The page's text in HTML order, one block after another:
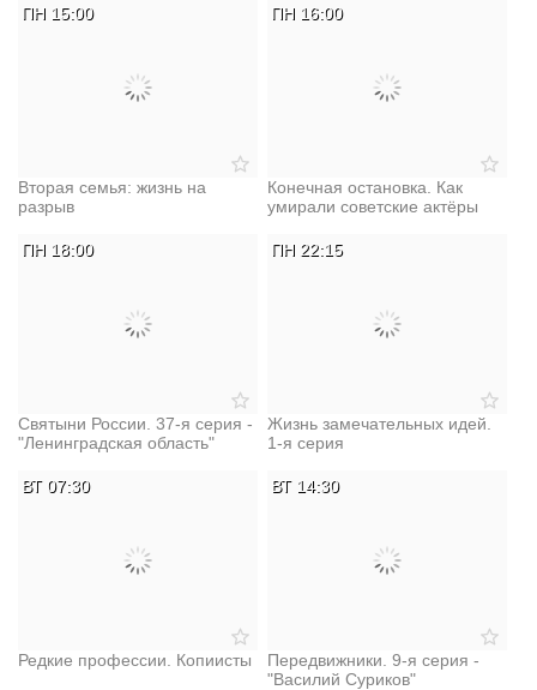
Вторая семья: жизнь на
разрыв
ПН 15:00
Конечная остановка. Как
умирали советские актёры
ПН 16:00
Святыни России. 37-я серия -
"Ленинградская область"
ПН 18:00
Жизнь замечательных идей.
1-я серия
ПН 22:15
Редкие профессии. Копиисты
ВТ 07:30
Передвижники. 9-я серия -
"Василий Суриков"
ВТ 14:30